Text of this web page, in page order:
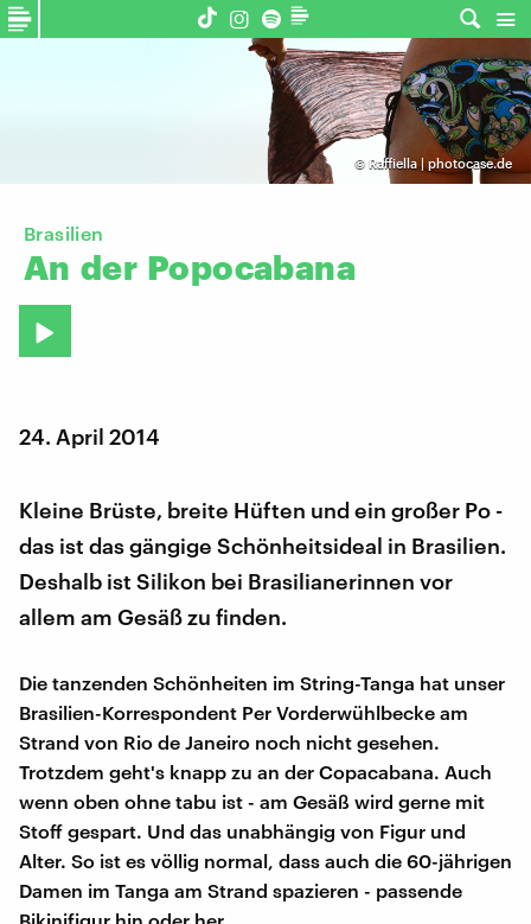
© Raffiella | photocase.de
Brasilien
An der Popocabana
24. April 2014
Kleine Brüste, breite Hüften und ein großer Po -
das ist das gängige Schönheitsideal in Brasilien.
Deshalb ist Silikon bei Brasilianerinnen vor
allem am Gesäß zu finden.
Die tanzenden Schönheiten im String-Tanga hat unser
Brasilien-Korrespondent Per Vorderwühlbecke am
Strand von Rio de Janeiro noch nicht gesehen.
Trotzdem geht's knapp zu an der Copacabana. Auch
wenn oben ohne tabu ist - am Gesäß wird gerne mit
Stoff gespart. Und das unabhängig von Figur und
Alter. So ist es völlig normal, dass auch die 60-jährigen
Damen im Tanga am Strand spazieren - passende